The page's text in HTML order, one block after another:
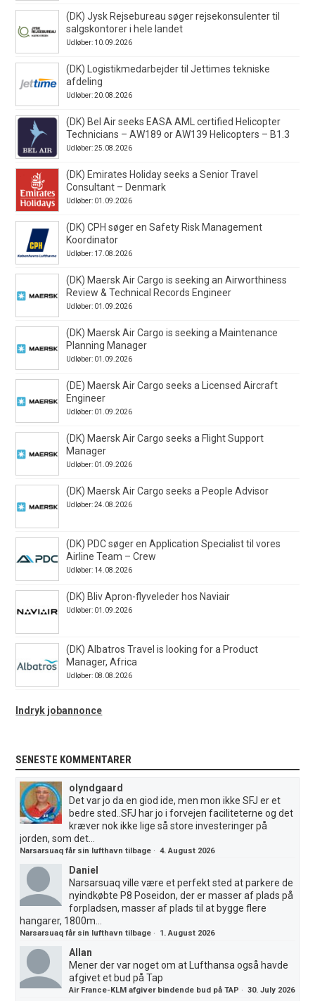
(DK) Jysk Rejsebureau søger rejsekonsulenter til
salgskontorer i hele landet
Udløber: 10.09.2026
(DK) Logistikmedarbejder til Jettimes tekniske
afdeling
Udløber: 20.08.2026
(DK) Bel Air seeks EASA AML certified Helicopter
Technicians – AW189 or AW139 Helicopters – B1.3
Udløber: 25.08.2026
(DK) Emirates Holiday seeks a Senior Travel
Consultant – Denmark
Udløber: 01.09.2026
(DK) CPH søger en Safety Risk Management
Koordinator
Udløber: 17.08.2026
(DK) Maersk Air Cargo is seeking an Airworthiness
Review & Technical Records Engineer
Udløber: 01.09.2026
(DK) Maersk Air Cargo is seeking a Maintenance
Planning Manager
Udløber: 01.09.2026
(DE) Maersk Air Cargo seeks a Licensed Aircraft
Engineer
Udløber: 01.09.2026
(DK) Maersk Air Cargo seeks a Flight Support
Manager
Udløber: 01.09.2026
(DK) Maersk Air Cargo seeks a People Advisor
Udløber: 24.08.2026
(DK) PDC søger en Application Specialist til vores
Airline Team – Crew
Udløber: 14.08.2026
(DK) Bliv Apron-flyveleder hos Naviair
Udløber: 01.09.2026
(DK) Albatros Travel is looking for a Product
Manager, Africa
Udløber: 08.08.2026
Indryk jobannonce
SENESTE KOMMENTARER
olyndgaard
Det var jo da en giod ide, men mon ikke SFJ er et
bedre sted..SFJ har jo i forvejen faciliteterne og det
kræver nok ikke lige så store investeringer på
jorden, som det...
Narsarsuaq får sin lufthavn tilbage ·4. August 2026
Daniel
Narsarsuaq ville være et perfekt sted at parkere de
nyindkøbte P8 Poseidon, der er masser af plads på
forpladsen, masser af plads til at bygge flere
hangarer, 1800m...
Narsarsuaq får sin lufthavn tilbage · 1. August 2026
Allan
Mener der var noget om at Lufthansa også havde
afgivet et bud på Tap
Air France-KLM afgiver bindende bud på TAP ·30. July 2026